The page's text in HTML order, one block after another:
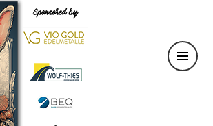
WEEKEND
2024